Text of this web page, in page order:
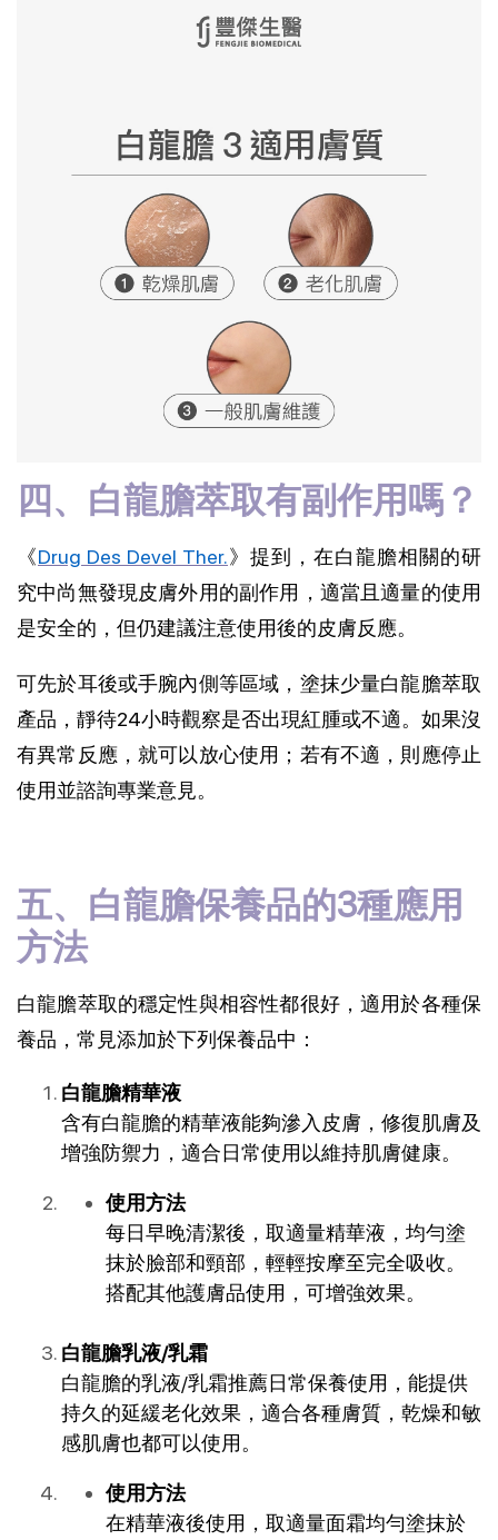
四、白龍膽萃取有副作用嗎？
《Drug Des Devel Ther.》提到，在白龍膽相關的研
究中尚無發現皮膚外用的副作用，適當且適量的使用
是安全的，但仍建議注意使用後的皮膚反應。
可先於耳後或手腕內側等區域，塗抹少量白龍膽萃取
產品，靜待24小時觀察是否出現紅腫或不適。如果沒
有異常反應，就可以放心使用；若有不適，則應停止
使用並諮詢專業意見。
五、白龍膽保養品的3種應用
方法
白龍膽萃取的穩定性與相容性都很好，適用於各種保
養品，常見添加於下列保養品中：
白龍膽精華液
含有白龍膽的精華液能夠滲入皮膚，修復肌膚及
增強防禦力，適合日常使用以維持肌膚健康。
使用方法
每日早晚清潔後，取適量精華液，均勻塗
抹於臉部和頸部，輕輕按摩至完全吸收。
搭配其他護膚品使用，可增強效果。
白龍膽乳液/乳霜
白龍膽的乳液/乳霜推薦日常保養使用，能提供
持久的延緩老化效果，適合各種膚質，乾燥和敏
感肌膚也都可以使用。
使用方法
在精華液後使用，取適量面霜均勻塗抹於